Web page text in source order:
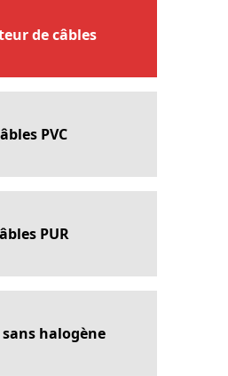
de câbles
PVC
PUR
sans halogène